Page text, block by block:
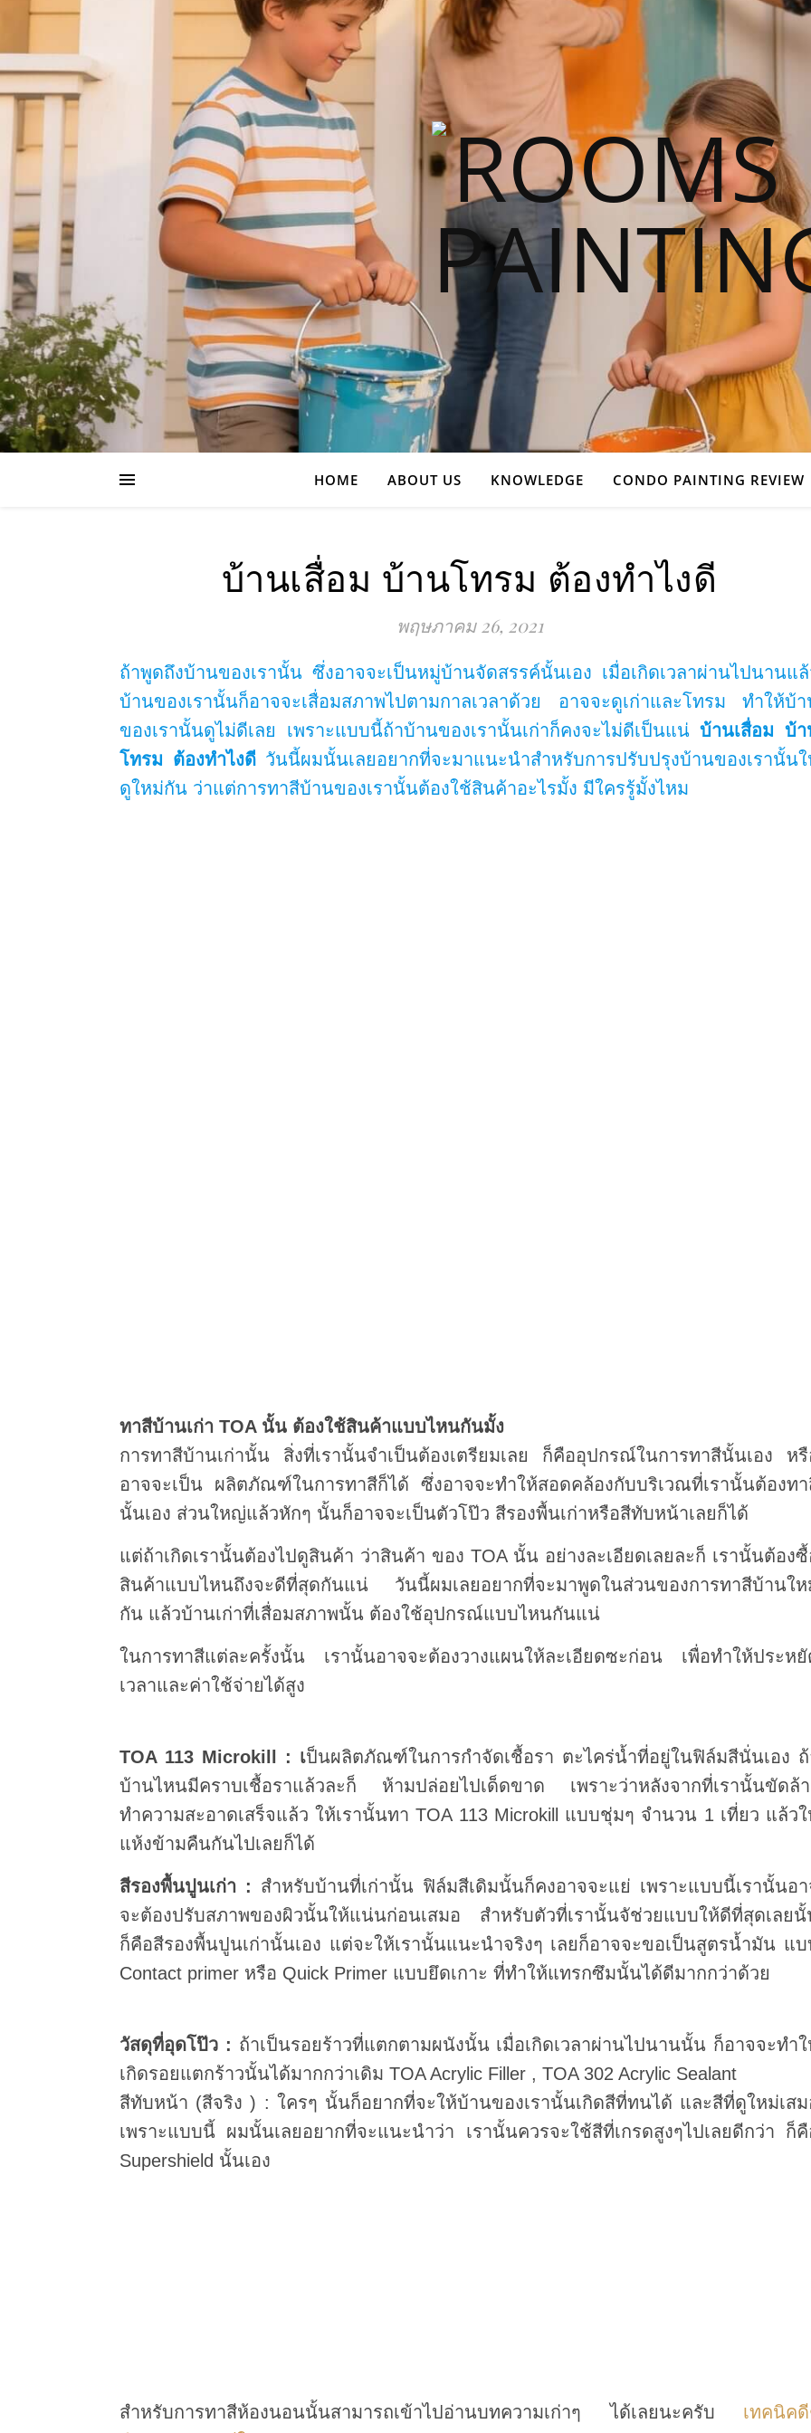
HOME ABOUT US KNOWLEDGE CONDO PAINTING REVIEW
บ้านเสื่อม บ้านโทรม ต้องทำไงดี
พฤษภาคม 26, 2021
ถ้าพูดถึงบ้านของเรานั้น ซึ่งอาจจะเป็นหมู่บ้านจัดสรรค์นั้นเอง เมื่อเกิดเวลาผ่านไปนานแล้
บ้านของเรานั้นก็อาจจะเสื่อมสภาพไปตามกาลเวลาด้วย อาจจะดูเก่าและโทรม ทำให้บ้
ของเรานั้นดูไม่ดีเลย เพราะแบบนี้ถ้าบ้านของเรานั้นเก่าก็คงจะไม่ดีเป็นแน่บ้านเสื่อม บ้า
โทรม ต้องทำไงดีวันนี้ผมนั้นเลยอยากที่จะมาแนะนำสำหรับการปรับปรุงบ้านของเรานั้นใ
ดูใหม่กัน ว่าแต่การทาสีบ้านของเรานั้นต้องใช้สินค้าอะไรมั้ง มีใครรู้มั้งไหม
ทาสีบ้านเก่า TOA นั้น ต้องใช้สินค้าแบบไหนกันมั้ง
การทาสีบ้านเก่านั้น สิ่งที่เรานั้นจำเป็นต้องเตรียมเลย ก็คืออุปกรณ์ในการทาสีนั้นเอง หรื
อาจจะเป็น ผลิตภัณฑ์ในการทาสีก็ได้ ซึ่งอาจจะทำให้สอดคล้องกับบริเวณที่เรานั้นต้องท
นั้นเอง ส่วนใหญ่แล้วหักๆ นั้นก็อาจจะเป็นตัวโป๊ว สีรองพื้นเก่าหรือสีทับหน้าเลยก็ได้
แต่ถ้าเกิดเรานั้นต้องไปดูสินค้า ว่าสินค้า ของ TOA นั้น อย่างละเอียดเลยละก็ เรานั้นต้องซื้
สินค้าแบบไหนถึงจะดีที่สุดกันแน่ วันนี้ผมเลยอยากที่จะมาพูดในส่วนของการทาสีบ้านให
กัน แล้วบ้านเก่าที่เสื่อมสภาพนั้น ต้องใช้อุปกรณ์แบบไหนกันแน่
ในการทาสีแต่ละครั้งนั้น เรานั้นอาจจะต้องวางแผนให้ละเอียดซะก่อน เพื่อทำให้ประหยั
เวลาและค่าใช้จ่ายได้สูง
TOA 113 Microkill : เป็นผลิตภัณฑ์ในการกำจัดเชื้อรา ตะไคร่น้ำที่อยู่ในฟิล์มสีนั่นเอง ถ้
บ้านไหนมีคราบเชื้อราแล้วละก็ ห้ามปล่อยไปเด็ดขาด เพราะว่าหลังจากที่เรานั้นขัดล้า
ทำความสะอาดเสร็จแล้ว ให้เรานั้นทา TOA 113 Microkill แบบชุ่มๆ จำนวน 1 เที่ยว แล้วใ
แห้งข้ามคืนกันไปเลยก็ได้
สีรองพื้นปูนเก่า : สำหรับบ้านที่เก่านั้น ฟิล์มสีเดิมนั้นก็คงอาจจะแย่ เพราะแบบนี้เรานั้นอา
จะต้องปรับสภาพของผิวนั้นให้แน่นก่อนเสมอ สำหรับตัวที่เรานั้นจัช่วยแบบให้ดีที่สุดเลย
ก็คือสีรองพื้นปูนเก่านั้นเอง แต่จะให้เรานั้นแนะนำจริงๆ เลยก็อาจจะขอเป็นสูตรน้ำมัน แบ
Contact primer หรือ Quick Primer แบบยึดเกาะ ที่ทำให้แทรกซึมนั้นได้ดีมากกว่าด้วย
วัสดุที่อุดโป๊ว : ถ้าเป็นรอยร้าวที่แตกตามผนังนั้น เมื่อเกิดเวลาผ่านไปนานนั้น ก็อาจจะทำใ
เกิดรอยแตกร้าวนั้นได้มากกว่าเดิม TOA Acrylic Filler , TOA 302 Acrylic Sealant
สีทับหน้า (สีจริง ) : ใครๆ นั้นก็อยากที่จะให้บ้านของเรานั้นเกิดสีที่ทนได้ และสีที่ดูใหม่เสม
เพราะแบบนี้ ผมนั้นเลยอยากที่จะแนะนำว่า เรานั้นควรจะใช้สีที่เกรดสูงๆไปเลยดีกว่า ก็คื
Supershield นั้นเอง
สำหรับการทาสีห้องนอนนั้นสามารถเข้าไปอ่านบทความเก่าๆ ได้เลยนะครับ เทคนิคดี